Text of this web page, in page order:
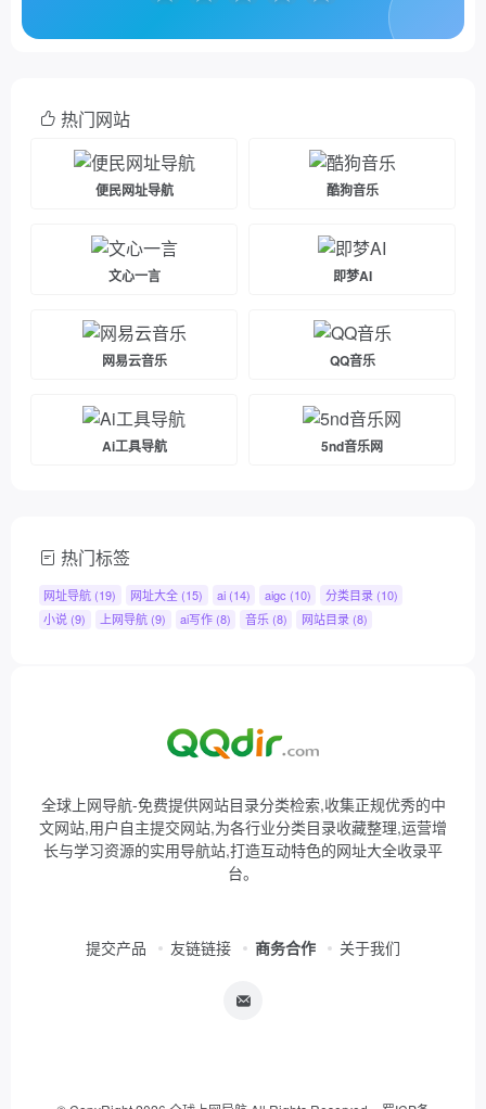
热门网站
便民网址导航 酷狗音乐
文心一言 即梦AI
网易云音乐 QQ音乐
Ai工具导航 5nd音乐网
热门标签
网址导航 (19) 网址大全 (15) ai (14) aigc (10) 分类目录 (10)
小说 (9) 上网导航 (9) ai写作 (8) 音乐 (8) 网站目录 (8)
全球上网导航-免费提供网站目录分类检索,收集正规优秀的中
文网站,用户自主提交网站,为各行业分类目录收藏整理,运营增
长与学习资源的实用导航站,打造互动特色的网址大全收录平
台。
提交产品 友链链接 商务合作 关于我们